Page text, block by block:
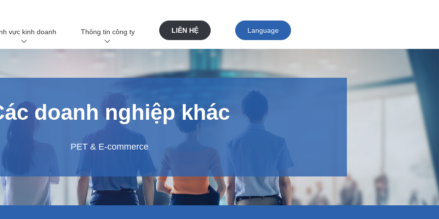
vực kinh doanh
Kinh doanh cho các Nhà máy
Kinh doanh công nghệ phủ bóng
Trang web đặc biệt
Thông tin công ty
Thông tin công ty Trang đầu
Lời chào từ công ty
Tổng quan công ty
Lịch sử công ty
Hệ thống đảm bảo chất lượng
Phát triển bền vững
LIÊN HỆ Language
English
日本語
ไทย
简体中文
doanh nghiệp khác